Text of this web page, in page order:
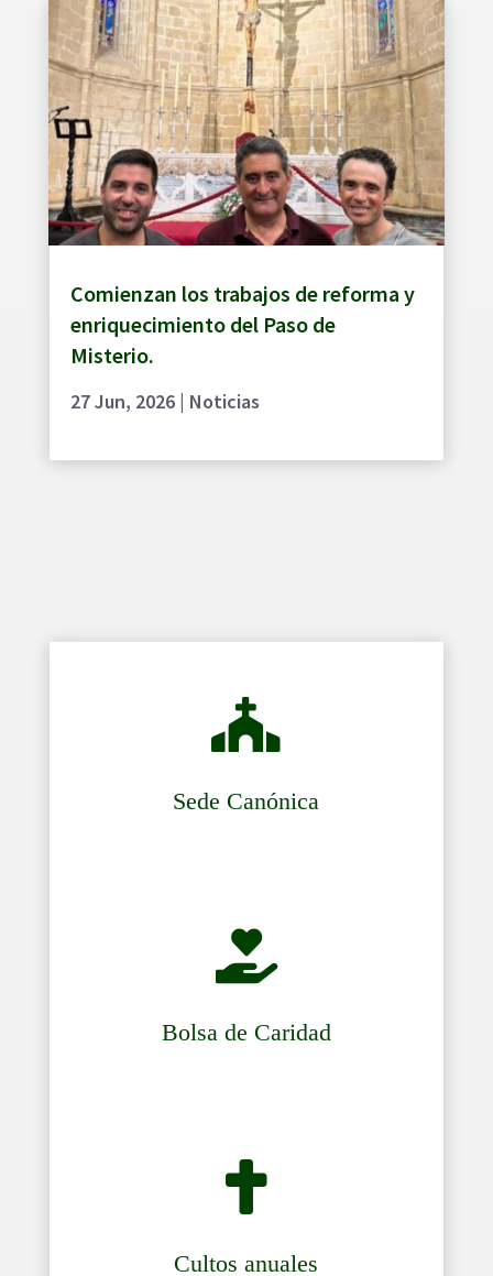
Comienzan los trabajos de reforma y
enriquecimiento del Paso de
Misterio.
27 Jun, 2026| Noticias

Sede Canónica

Bolsa de Caridad

Cultos anuales